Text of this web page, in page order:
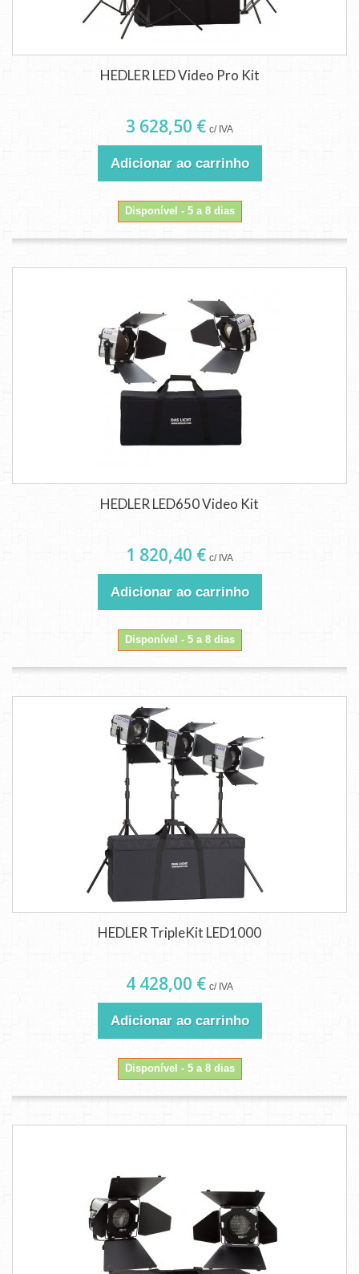
HEDLER LED Video Pro Kit
3 628,50 € c/ IVA
Adicionar ao carrinho
Disponível - 5 a 8 dias
HEDLER LED650 Video Kit
1 820,40 € c/ IVA
Adicionar ao carrinho
Disponível - 5 a 8 dias
HEDLER TripleKit LED1000
4 428,00 € c/ IVA
Adicionar ao carrinho
Disponível - 5 a 8 dias